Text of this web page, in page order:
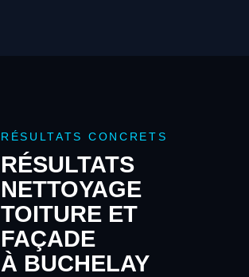
RÉSULTATS CONCRETS
RÉSULTATS
NETTOYAGE
TOITURE ET
FAÇADE
À BUCHELAY